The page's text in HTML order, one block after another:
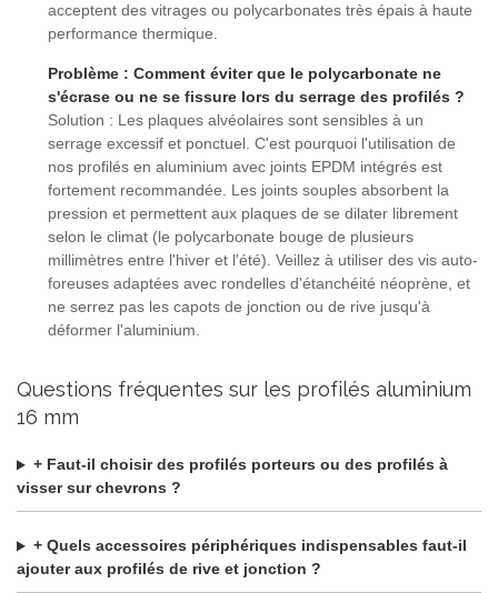
acceptent des vitrages ou polycarbonates très épais à haute
performance thermique.
Problème : Comment éviter que le polycarbonate ne
s'écrase ou ne se fissure lors du serrage des profilés ?
Solution : Les plaques alvéolaires sont sensibles à un
serrage excessif et ponctuel. C'est pourquoi l'utilisation de
nos profilés en aluminium avec joints EPDM intégrés est
fortement recommandée. Les joints souples absorbent la
pression et permettent aux plaques de se dilater librement
selon le climat (le polycarbonate bouge de plusieurs
millimètres entre l'hiver et l'été). Veillez à utiliser des vis auto-
foreuses adaptées avec rondelles d'étanchéité néoprène, et
ne serrez pas les capots de jonction ou de rive jusqu'à
déformer l'aluminium.
Questions fréquentes sur les profilés aluminium
16 mm
+ Faut-il choisir des profilés porteurs ou des profilés à
visser sur chevrons ?
+ Quels accessoires périphériques indispensables faut-il
ajouter aux profilés de rive et jonction ?